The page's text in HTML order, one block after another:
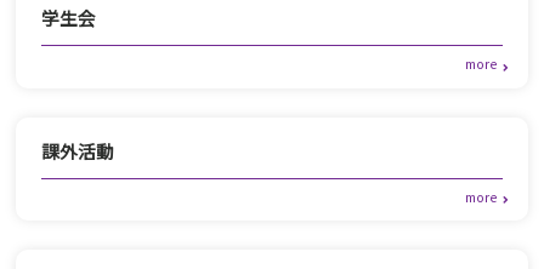
学生会
課外活動